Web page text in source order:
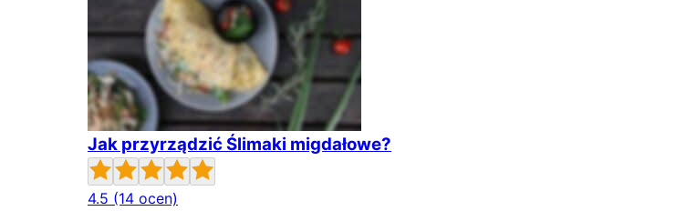
Jak przyrządzić Ślimaki migdałowe?
4.5 (14 ocen)